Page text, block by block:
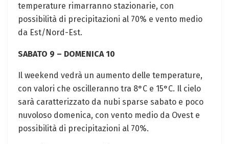
temperature rimarranno stazionarie, con
possibilità di precipitazioni al 70% e vento medio
da Est/Nord-Est.
SABATO 9 – DOMENICA 10
Il weekend vedrà un aumento delle temperature,
con valori che oscilleranno tra 8°C e 15°C. Il cielo
sarà caratterizzato da nubi sparse sabato e poco
nuvoloso domenica, con vento medio da Ovest e
possibilità di precipitazioni al 70%.